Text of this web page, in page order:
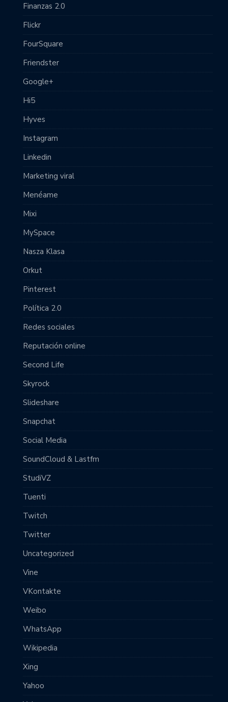
Finanzas 2.0
Flickr
FourSquare
Friendster
Google+
Hi5
Hyves
Instagram
Linkedin
Marketing viral
Menéame
Mixi
MySpace
Nasza Klasa
Orkut
Pinterest
Política 2.0
Redes sociales
Reputación online
Second Life
Skyrock
Slideshare
Snapchat
Social Media
SoundCloud & Lastfm
StudiVZ
Tuenti
Twitch
Twitter
Uncategorized
Vine
VKontakte
Weibo
WhatsApp
Wikipedia
Xing
Yahoo